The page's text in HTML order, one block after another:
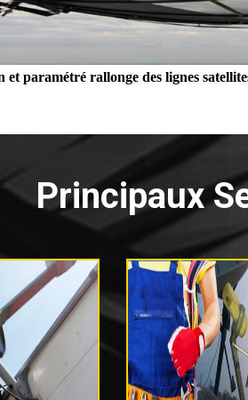
et paramétré rallonge des lignes
Principaux